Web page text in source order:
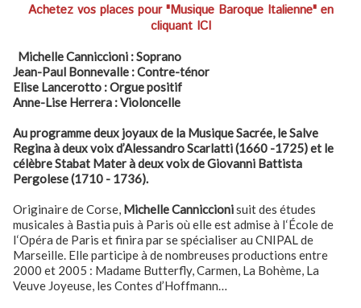
Achetez vos places pour "Musique Baroque Italienne" en
cliquant ICI
Michelle Canniccioni : Soprano
Jean-Paul Bonnevalle : Contre-ténor
Elise Lancerotto : Orgue positif
Anne-Lise Herrera : Violoncelle
Au programme deux joyaux de la Musique Sacrée, le Salve
Regina à deux voix d’Alessandro Scarlatti (1660 -1725) et le
célèbre Stabat Mater à deux voix de Giovanni Battista
Pergolese (1710 - 1736).
Originaire de Corse, Michelle Canniccionisuit des études
musicales à Bastia puis à Paris où elle est admise à I‘École de
I‘Opéra de Paris et finira par se spécialiser au CNIPAL de
Marseille. Elle participe à de nombreuses productions entre
2000 et 2005 : Madame Butterfly, Carmen, La Bohème, La
Veuve Joyeuse, les Contes d’Hoffmann…